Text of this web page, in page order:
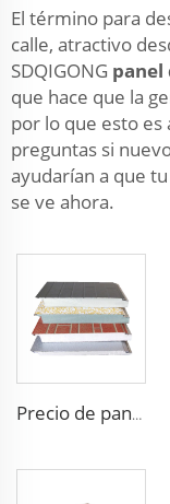
El término para
calle, atractivo
SDQIGONG panel
que hace que la
por lo que esto
preguntas si
ayudarían a que
se ve ahora.
Precio de panel prefabricado de pared, panel de pared de EPS, casa de panel de pared exterior